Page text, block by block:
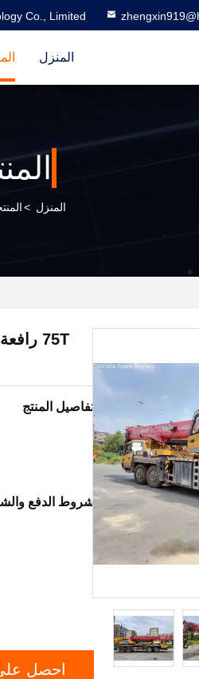
Co., Limited
المنزل
المنزل >
تفاصيل المنتج
شروط الدفع
احصل